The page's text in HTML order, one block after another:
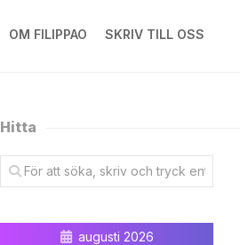
OM FILIPPAO SKRIV TILL OSS
Hitta
augusti 2026